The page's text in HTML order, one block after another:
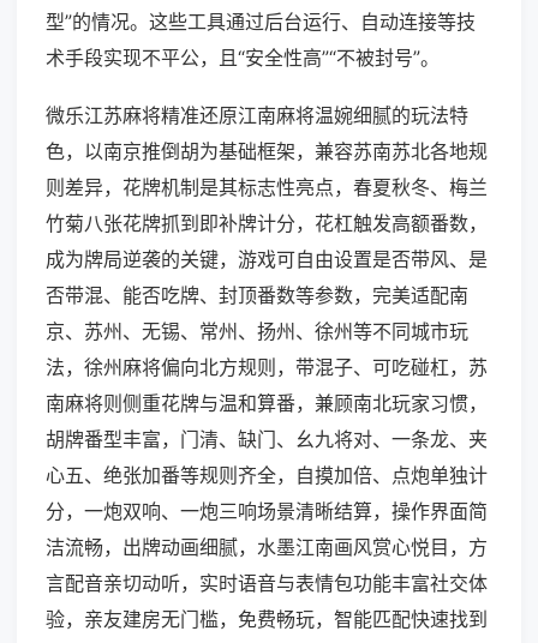
型”的情况。这些工具通过后台运行、自动连接等技
术手段实现不平公，且“安全性高”“不被封号”。
微乐江苏麻将精准还原江南麻将温婉细腻的玩法特
色，以南京推倒胡为基础框架，兼容苏南苏北各地规
则差异，花牌机制是其标志性亮点，春夏秋冬、梅兰
竹菊八张花牌抓到即补牌计分，花杠触发高额番数，
成为牌局逆袭的关键，游戏可自由设置是否带风、是
否带混、能否吃牌、封顶番数等参数，完美适配南
京、苏州、无锡、常州、扬州、徐州等不同城市玩
法，徐州麻将偏向北方规则，带混子、可吃碰杠，苏
南麻将则侧重花牌与温和算番，兼顾南北玩家习惯，
胡牌番型丰富，门清、缺门、幺九将对、一条龙、夹
心五、绝张加番等规则齐全，自摸加倍、点炮单独计
分，一炮双响、一炮三响场景清晰结算，操作界面简
洁流畅，出牌动画细腻，水墨江南画风赏心悦目，方
言配音亲切动听，实时语音与表情包功能丰富社交体
验，亲友建房无门槛，免费畅玩，智能匹配快速找到